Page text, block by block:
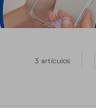
3 artículos